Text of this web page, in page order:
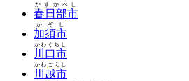
春日部市
かすかべし
加須市
かぞし
川口市
かわぐちし
川越市
かわごえし